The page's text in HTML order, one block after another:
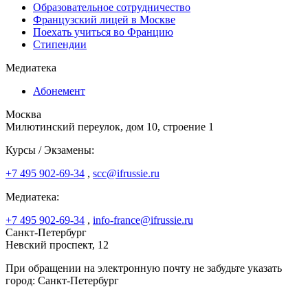
Образовательное сотрудничество
Французский лицей в Москве
Поехать учиться во Францию
Стипендии
Медиатека
Абонемент
Москва
Милютинский переулок, дом 10, строение 1
Курсы / Экзамены:
+7 495 902-69-34 , scc@ifrussie.ru
Медиатека:
+7 495 902-69-34 , info-france@ifrussie.ru
Санкт-Петербург
Невский проспект, 12
При обращении на электронную почту не забудьте указать
город: Санкт-Петербург